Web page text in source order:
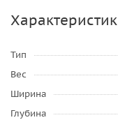
Тип
Вес
Ширина
Глубина